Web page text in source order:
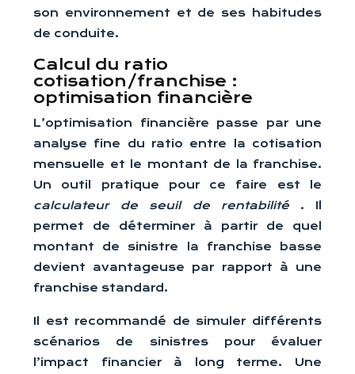
son environnement et de ses habitudes
de conduite.
Calcul du ratio
cotisation/franchise :
optimisation financière
L’optimisation financière passe par une
analyse fine du ratio entre la cotisation
mensuelle et le montant de la franchise.
Un outil pratique pour ce faire est le
calculateur de seuil de rentabilité . Il
permet de déterminer à partir de quel
montant de sinistre la franchise basse
devient avantageuse par rapport à une
franchise standard.
Il est recommandé de simuler différents
scénarios de sinistres pour évaluer
l’impact financier à long terme. Une